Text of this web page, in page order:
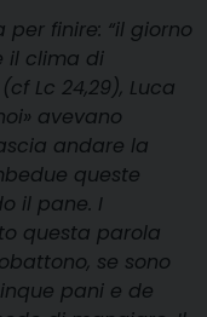
finire: “il giorno
il clima di
Lc 24,29), Luca
avevano
andare la
queste
il pane. I
questa parola
se sono
pani e de